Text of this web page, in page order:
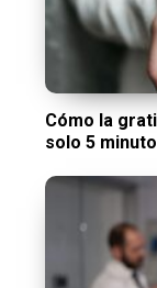
Cómo la
solo 5